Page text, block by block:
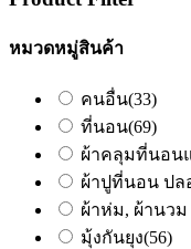
หมวดหมู่สินค้า
คนอื่น(33)
ที่นอน(69)
ผ้าคลุมที่นอน
ผ้าปูที่นอน ป
ผ้าห่ม, ผ้านว
มุ้งกันยุง(56)